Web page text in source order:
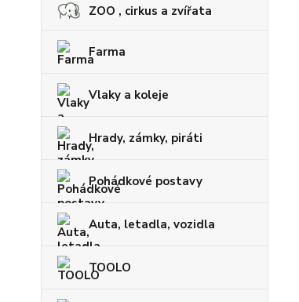
ZOO , cirkus a zvířata
Farma
Vlaky a koleje
Hrady, zámky, piráti
Pohádkové postavy
Auta, letadla, vozidla
TOOLO